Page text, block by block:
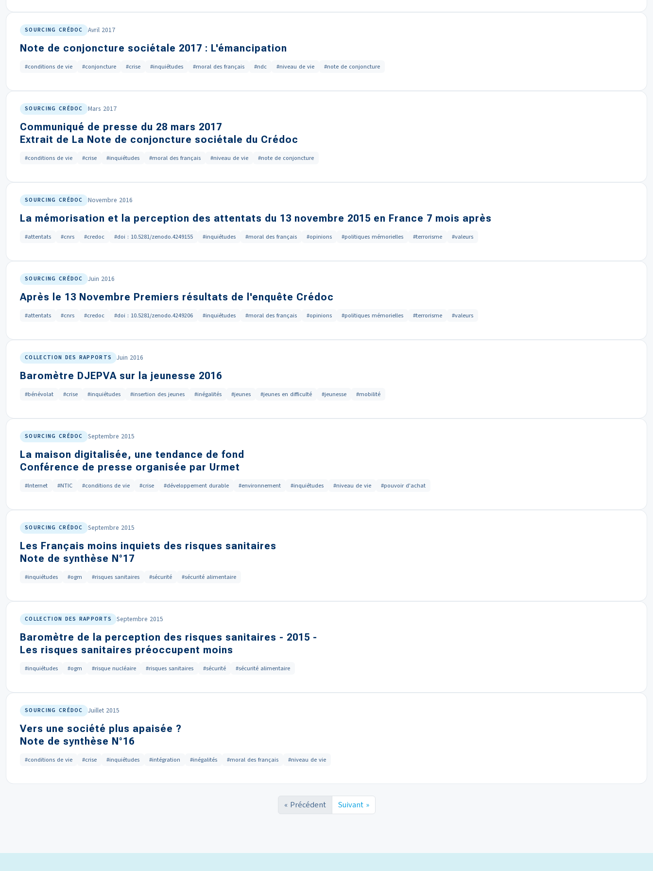
SOURCING CRÉDOC Avril 2017
Note de conjoncture sociétale 2017 : L'émancipation
#conditions de vie #conjoncture #crise #inquiétudes #moral des français #ndc #niveau de vie #note de conjoncture
SOURCING CRÉDOC Mars 2017
Communiqué de presse du 28 mars 2017
Extrait de La Note de conjoncture sociétale du Crédoc
#conditions de vie #crise #inquiétudes #moral des français #niveau de vie #note de conjoncture
SOURCING CRÉDOC Novembre 2016
La mémorisation et la perception des attentats du 13 novembre 2015 en France 7 mois après
#attentats #cnrs #credoc #doi : 10.5281/zenodo.4249155 #inquiétudes #moral des français #opinions #politiques mémorielles #terrorisme #valeurs
SOURCING CRÉDOC Juin 2016
Après le 13 Novembre Premiers résultats de l'enquête Crédoc
#attentats #cnrs #credoc #doi : 10.5281/zenodo.4249206 #inquiétudes #moral des français #opinions #politiques mémorielles #terrorisme #valeurs
COLLECTION DES RAPPORTS Juin 2016
Baromètre DJEPVA sur la jeunesse 2016
#bénévolat #crise #inquiétudes #insertion des jeunes #inégalités #jeunes #jeunes en difficulté #jeunesse #mobilité
SOURCING CRÉDOC Septembre 2015
La maison digitalisée, une tendance de fond
Conférence de presse organisée par Urmet
#Internet #NTIC #conditions de vie #crise #développement durable #environnement #inquiétudes #niveau de vie #pouvoir d'achat
SOURCING CRÉDOC Septembre 2015
Les Français moins inquiets des risques sanitaires
Note de synthèse N°17
#inquiétudes #ogm #risques sanitaires #sécurité #sécurité alimentaire
COLLECTION DES RAPPORTS Septembre 2015
Baromètre de la perception des risques sanitaires - 2015 -
Les risques sanitaires préoccupent moins
#inquiétudes #ogm #risque nucléaire #risques sanitaires #sécurité #sécurité alimentaire
SOURCING CRÉDOC Juillet 2015
Vers une société plus apaisée ?
Note de synthèse N°16
#conditions de vie #crise #inquiétudes #intégration #inégalités #moral des français #niveau de vie
« Précédent Suivant »